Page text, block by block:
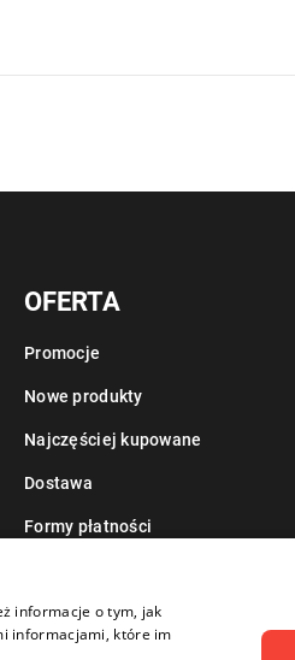
OFERTA
Promocje
Nowe produkty
Najczęściej kupowane
Dostawa
Formy płatności
informacje o tym, jak
informacjami, które im